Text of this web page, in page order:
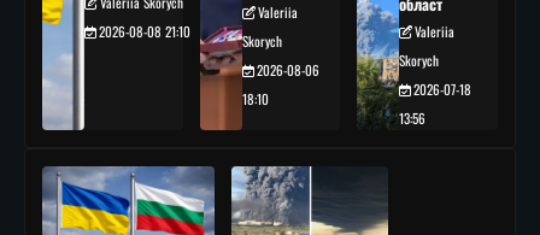
2026-08-08 21:10
Valeriia
Skorych
2026-08-06
18:10
област
Valeriia
Skorych
2026-07-18
13:56